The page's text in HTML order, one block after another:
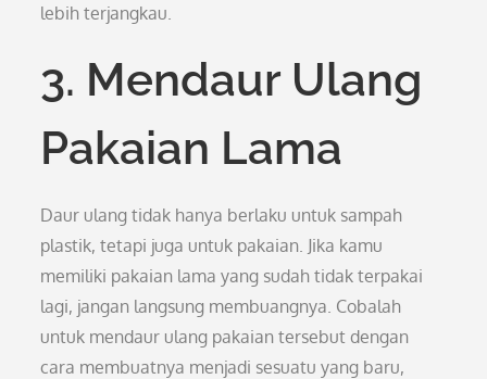
lebih terjangkau.
3. Mendaur Ulang
Pakaian Lama
Daur ulang tidak hanya berlaku untuk sampah
plastik, tetapi juga untuk pakaian. Jika kamu
memiliki pakaian lama yang sudah tidak terpakai
lagi, jangan langsung membuangnya. Cobalah
untuk mendaur ulang pakaian tersebut dengan
cara membuatnya menjadi sesuatu yang baru,